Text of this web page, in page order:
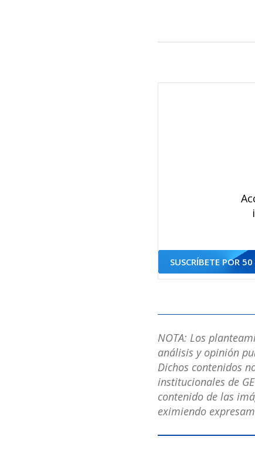
SUSCRÍBETE POR
NOTA: Los
análisis y opinión
Dichos contenidos
institucionales de
contenido de las
eximiendo